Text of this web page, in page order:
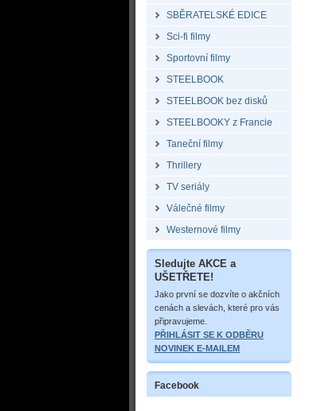
SBĚRATELSKÉ EDICE
Sci-fi filmy
Sportovní filmy
STEELBOOK
STEELBOOK bez disků
STEELBOOKY z Francie
Taneční filmy
Thrillery
TV seriály
Válečné filmy
Westernové filmy
Sledujte AKCE a
UŠETŘETE!
Jako první se dozvíte o akčních
cenách a slevách, které pro vás
připravujeme.
PŘIHLÁSIT SE K ODBĚRU
NOVINEK E-MAILEM
Facebook